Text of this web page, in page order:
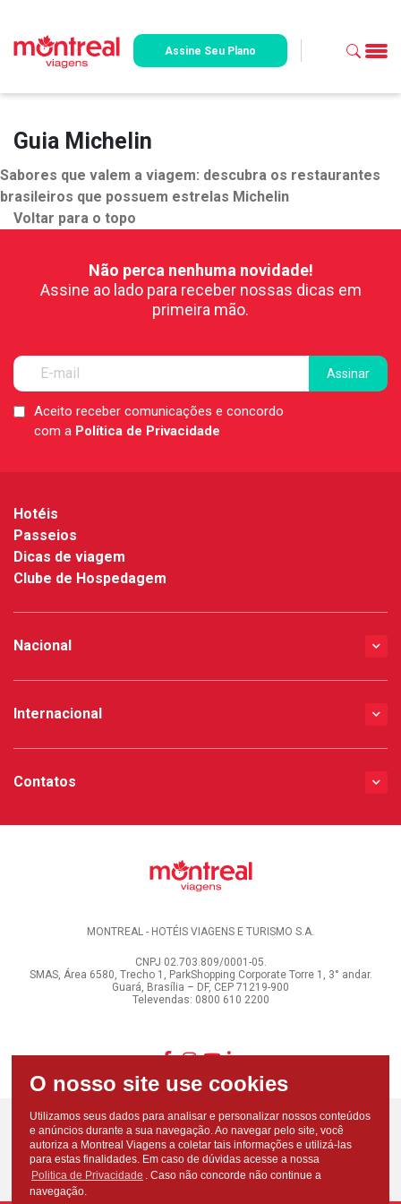
Assine Seu Plano
Guia Michelin
Sabores que valem a viagem: descubra os restaurantes
brasileiros que possuem estrelas Michelin
Voltar para o topo
Não perca nenhuma novidade!
Assine ao lado para receber nossas dicas em
primeira mão.
LGPDAceito receber comunicações e concordo
com a Política de Privacidade
Hotéis
Passeios
Dicas de viagem
Clube de Hospedagem
Nacional
Internacional
Contatos
MONTREAL - HOTÉIS VIAGENS E TURISMO S.A.
CNPJ 02.703.809/0001-05.
SMAS, Área 6580, Trecho 1, ParkShopping Corporate Torre 1, 3° andar.
Guará, Brasília – DF, CEP 71219-900
Televendas: 0800 610 2200
Utilizamos seus dados para analisar e personalizar nossos conteúdos
e anúncios durante a sua navegação. Ao navegar pelo site, você
autoriza a Montreal Viagens a coletar tais informações e utilizá-las
para estas finalidades. Em caso de dúvidas acesse a nossa
Politica de Privacidade . Caso não concorde não continue a
navegação.